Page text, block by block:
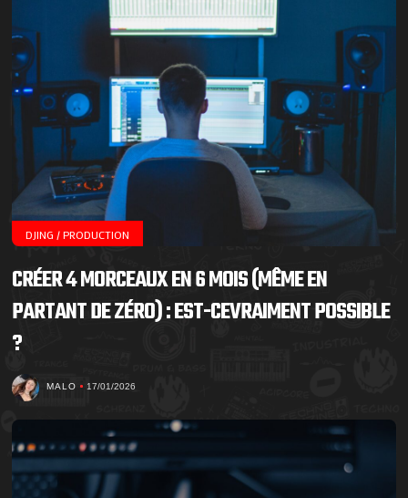
DJING / PRODUCTION
CRÉER 4 MORCEAUX EN 6 MOIS (MÊME EN
PARTANT DE ZÉRO) : EST-CEVRAIMENT POSSIBLE
?
MALO 17/01/2026